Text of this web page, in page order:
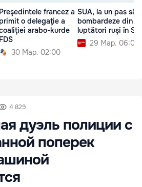
Preşedintele francez a
o delegaţie a
arabo-kurde
FDS
30 Мар. 02:00
SUA, la un pas să
bombardeze din
luptători ruşi în
29 Мар. 06:00
4 829
дуэль полиции с
поперек